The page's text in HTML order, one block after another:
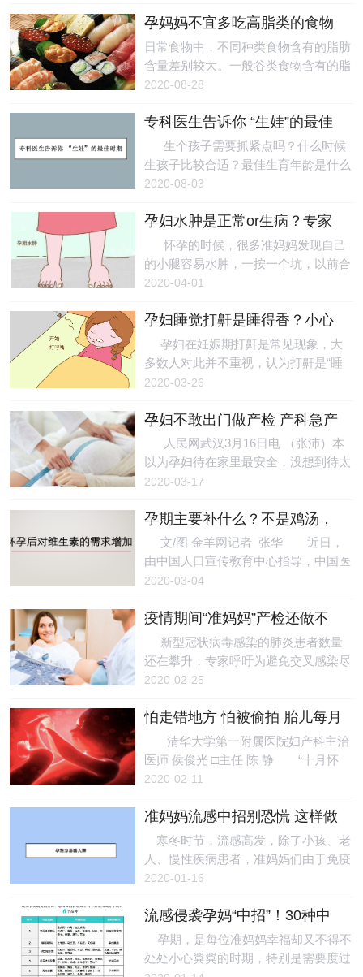
病，如果血糖控制得不好，对孕妇和胎
儿都有极大的危害。 对于孕妇而
言，①患上高血压或子痫前期的几率较
高，后者需要人为终止孕育；②血糖过
高会导致羊水过多，子宫被过度撑开，
能，引起视
给社会带来了不小的压力。 12月29
日，四川省妇幼保健院母婴健康中心主
任、产科主任高岩，在采访中表示高龄
产妇是高危妊娠的重点人群，不管是孕
症，在这两个特殊时期都更应关注身体
健康。 高岩介绍，一般来说，高龄
产妇是指分娩时年龄在35岁及以上的产
妇，她们面临的风险要比正常生育年龄
产妇多。怀孕早期即可能会导致较高的
孕妈妈不宜多吃高脂类的食物
日常食物中，不同种类食物含有的脂肪
含量差别较大。一般谷类食物含有的脂
肪量最少，其次是蔬菜，含脂肪量比较
肥肉和骨髓，高达90%。其次是猪油、
牛油、羊油、鸡油等动物油。孕妇补脂
肪最好选择含有不饱和脂肪酸的食物，
高胆固醇和饱和脂肪酸含量高的食物应
要含饱和脂肪酸，植物性脂肪则主要含
适量脂肪是构成细胞膜的重要成分，但
过量食用对胎儿神经系统的发育有很大
的副作用，所以孕妈妈不宜多吃高脂类
2020-08-28
专科医生告诉你 “生娃”的最佳
时期
生个孩子需要抓紧点吗？什么时候
生孩子比较合适？最佳生育年龄是什么
时候？以下就是关于最佳生育年龄的科
男八”，主要是根据男女生长周期的一
种说法，其中认为女子的生命节律跟七
相关，男性则每八年生长则会发生大的
变化。 其中写到： 女子七岁，
而天葵至，任脉通，太冲脉盛，月事以
气平均，故真牙生而长极；（21
岁） 四七，筋骨坚，发长极，身体
盛壮；（28岁） 五
2020-08-03
孕妇水肿是正常or生病？专家
教你四招来辨别
怀孕的时候，很多准妈妈发现自己
的小腿容易水肿，一按一个坑，以前合
适穿的鞋子也挤不下去了，有的只能穿
脚都大一号了呢？ 广东省妇幼保健院
产科主任医师温济英表示，这种情况多
数是孕期水肿所引起，常见于妊娠后
期，多发生于脚掌、脚踝、小腿等人体
水肿。 孕期水肿是生理or病理？专
家教你四步鉴别 为什么孕期会出现
这种变化呢？温济英说，孕期水肿是由
于孕期血管内的液体成分渗出血管，积
聚到组织间隙而致。多
2020-04-01
孕妇睡觉打鼾是睡得香？小心
导致间歇性缺氧
孕妇在妊娠期打鼾是常见现象，大
多数人对此并不重视，认为打鼾是“睡
得香”的表现，其实不然。广州医科大
内科副主任医师林敏提醒，打鼾实际上
是上呼吸道狭窄阻塞引起的，如果打鼾
比较严重，可引起窒息，对孕妇及胎儿
的健康均有影响，最好及时诊治。
日，广医三院接诊了一位孕期打鼾的准
妈妈，荔湾区的符女士怀孕后出现明显
的饥饿感，进食量大大增加，人也长胖
了不少，同时，其丈夫发现她睡眠时出
现了奇怪的鼾声，以为是符
2020-03-26
孕妇不敢出门做产检 产科急产
和风险双增
人民网武汉3月16日电 （张沛）本
以为孕妇待在家里最安全，没想到待太
久也高风险。记者从武汉市妇幼保健院
足先露、臀位、疤痕子宫、胎盘粘连等
情况的高危孕妇生产让助产士倍感压
力。该院产科主任提醒，孕妇36-37周
应到医院产检确定分娩方式，保障生产
一个急产的。”3月15日，武汉市妇幼保
健院产房护士长钟菊芳中午12点接到产
科病区电话，挂上电话她和助产士迅速
赶到产房门口。把急产孕妇推进产间后
一检查，
2020-03-17
孕期主要补什么？不是鸡汤，
而是维生素！
文/图 金羊网记者 张华 近日，
由中国人口宣传教育中心指导，中国医
药教育协会和世界卫生组织儿童卫生合
划”暨“无限未来-有备而来”预防出生缺
陷健康教育万里行活动在广州举
办。 中国医药教育协会会长黄正
明，广东省社区卫生学会会长刘清，广
出席本次活动。 本次预防出生缺陷
健康教育万里行活动组织了专家巡讲
组，在国内出生率较高的6大省10个城
市开展科普巡讲及义诊。在广州站现
场，全国
2020-03-04
疫情期间“准妈妈”产检还做不
做？
新型冠状病毒感染的肺炎患者数量
还在攀升，专家呼吁为避免交叉感染尽
量不去医院。但作为易感人群的“准妈
如何预防？妇产科专家建议“准妈妈”们
做到“三要三不要”，安全度过这一特殊
时期。 陆军军医大学特色医学中心
妇产科教授、主任医师李力建议，一要
冠状病毒的传播途径、表现症状和预防
检，可根据医生的具体建议调整产检次
数；三是要会监控自身和胎儿状况，给
胎儿听音乐、做胎教
2020-02-25
怕走错地方 怕被偷拍 胎儿每月
有一怕
清华大学第一附属医院妇产科主治
医师 侯俊光 □主任 陈 静 “十月怀
胎，一朝分娩”，看似简单的八个字，
辛和蜕变。从孕早期出现早孕反应的各
种不适，到孕中期闯关一样的各种排畸
检查，到孕晚期随之而来的身体不适，
分娩期还得经受十级宫缩疼痛的洗
注意会影响到胎宝宝的健康及安全。事
对一些担忧，每个月他们都有最怕的东
西。 第1个月：受精卵怕“药、毒、
2020-02-11
准妈妈流感中招别恐慌 这样做
能保护自己和胎儿健康
寒冬时节，流感高发，除了小孩、老
人、慢性疾病患者，准妈妈们由于免疫
力低下，也容易中招。天津医大二院产
悦提示，当妊娠期遇上流感，准妈妈们
不妨这样做，可最大限度保护自己和胎
儿健康。 孕妇为易感人群 妊娠
期女性由于身体负荷加大，免疫系统变
2020-01-16
流感侵袭孕妈“中招”！30种中
成药选择指南请收好
孕期，是每位准妈妈幸福却又不得不
处处小心翼翼的时期，特别是需要度过